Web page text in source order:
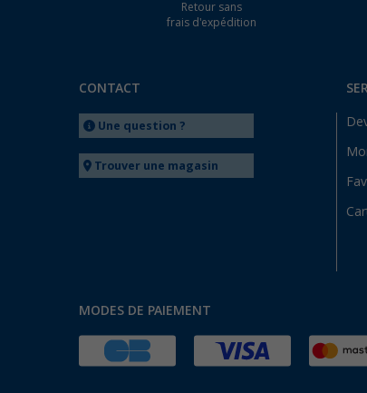
Retour sans
frais d'expédition
CONTACT
Une question ?
Trouver une magasin
MODES DE PAIEMENT